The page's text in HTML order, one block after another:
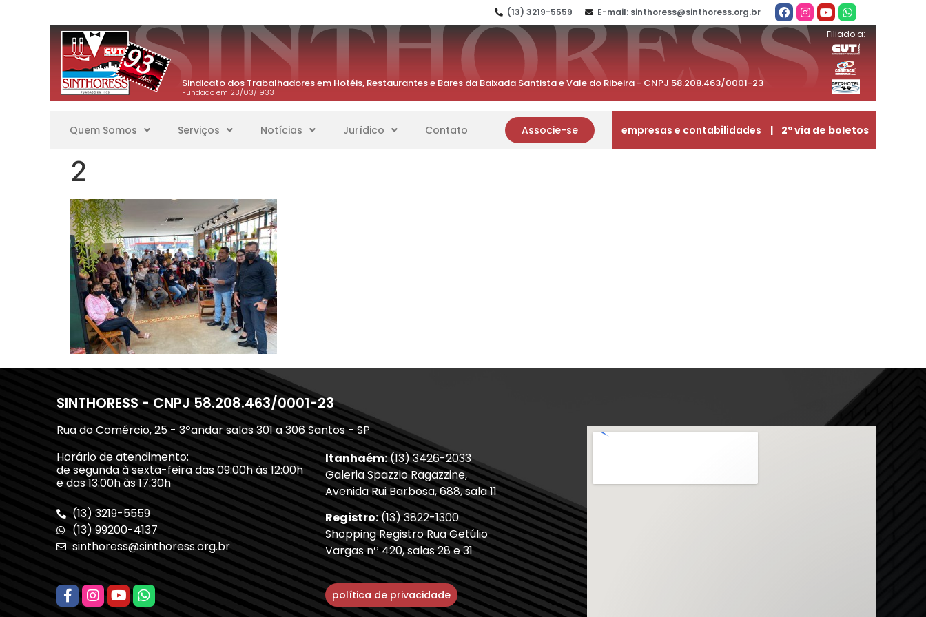
(13) 3219-5559 E-mail: sinthoress@sinthoress.org.br
Sindicato dos Trabalhadores em Hotéis, Restaurantes e Bares da Baixada Santista e Vale do Ribeira - CNPJ 58.208.463/0001-23
Fundado em 23/03/1933
Filiado a:
Quem Somos Serviços Notícias Jurídico Contato Associe-se empresas e contabilidades | 2ª via de boletos
2
SINTHORESS - CNPJ 58.208.463/0001-23
Rua do Comércio, 25 - 3ºandar salas 301 a 306 Santos - SP
Horário de atendimento:
de segunda à sexta-feira das 09:00h às 12:00h
e das 13:00h às 17:30h
(13) 3219-5559
(13) 99200-4137
sinthoress@sinthoress.org.br
Itanhaém:(13) 3426-2033
Galeria Spazzio Ragazzine,
Avenida Rui Barbosa, 688, sala 11
Registro:(13) 3822-1300
Shopping Registro Rua Getúlio
Vargas nº 420, salas 28 e 31
política de privacidade